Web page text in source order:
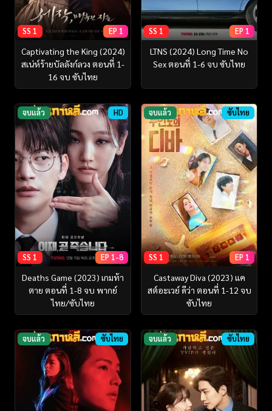
SS 1 EP 1
Captivating the King (2024)
สเน่ห์ร้ายบัลลังก์ลวง ตอนที่ 1-
16 จบ ซับไทย
SS 1 EP 1
LTNS (2024) Long Time No
Sex ตอนที่ 1-6 จบ ซับไทย
จบแล้ว HD
SS 1 EP 1-8
Deaths Game (2023) เกมท้า
ตาย ตอนที่ 1-8 จบ พากย์
ไทย/ซับไทย
จบแล้ว ซับไทย
SS 1 EP 1
Castaway Diva (2023) แค
สต์อะเวย์ ดีว่า ตอนที่ 1-12 จบ
ซับไทย
จบแล้ว ซับไทย จบแล้ว ซับไทย